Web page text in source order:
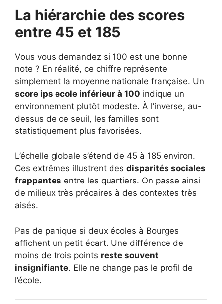
La hiérarchie des scores
entre 45 et 185
Vous vous demandez si 100 est une bonne
note ? En réalité, ce chiffre représente
simplement la moyenne nationale française. Un
score ips ecole inférieur à 100 indique un
environnement plutôt modeste. À l’inverse, au-
dessus de ce seuil, les familles sont
statistiquement plus favorisées.
L’échelle globale s’étend de 45 à 185 environ.
Ces extrêmes illustrent des disparités sociales
frappantes entre les quartiers. On passe ainsi
de milieux très précaires à des contextes très
aisés.
Pas de panique si deux écoles à Bourges
affichent un petit écart. Une différence de
moins de trois points reste souvent
insignifiante. Elle ne change pas le profil de
l’école.